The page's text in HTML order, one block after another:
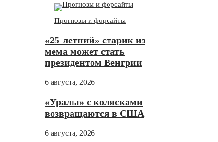
Прогнозы и форсайты
«25-летний» старик из
мема может стать
президентом Венгрии
6 августа, 2026
«Уралы» с колясками
возвращаются в США
6 августа, 2026